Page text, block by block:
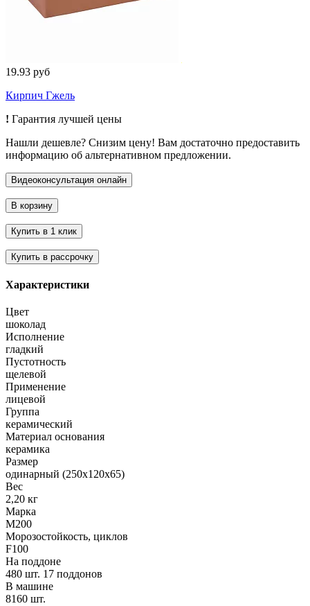
19.93 руб
Кирпич Гжель
! Гарантия лучшей цены
Нашли дешевле? Снизим цену! Вам достаточно предоставить
информацию об альтернативном предложении.
Характеристики
Цвет
шоколад
Исполнение
гладкий
Пустотность
щелевой
Применение
лицевой
Группа
керамический
Материал основания
керамика
Размер
одинарный (250х120х65)
Вес
2,20 кг
Марка
М200
Морозостойкость, циклов
F100
На поддоне
480 шт. 17 поддонов
В машине
8160 шт.